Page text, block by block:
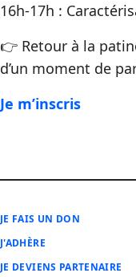
16h-17h :
👉​ Retour à la
d’un moment de
Je m’inscris
JE FAIS UN DON
J'ADHÈRE
JE DEVIENS PARTENAIRE